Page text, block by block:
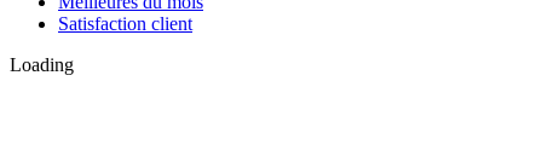
Satisfaction client
Loading